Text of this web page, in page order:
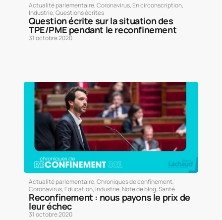
Actualité parlementaire,Coronavirus, En circonscription,
Industrie,Questions écrites
Question écrite sur la situation des
TPE/PME pendant le reconfinement
31 octobre 2020
Actualité parlementaire,Chroniques de confinement,
Coronavirus, Education, Industrie, Note de blog,Santé
Reconfinement : nous payons le prix de
leur échec
31 octobre 2020